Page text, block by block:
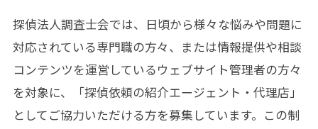
探偵法人調査士会では、日頃から様々な悩みや問題に
対応されている専門職の方々、または情報提供や相談
コンテンツを運営しているウェブサイト管理者の方々
を対象に、「探偵依頼の紹介エージェント・代理店」
としてご協力いただける方を募集しています。この制